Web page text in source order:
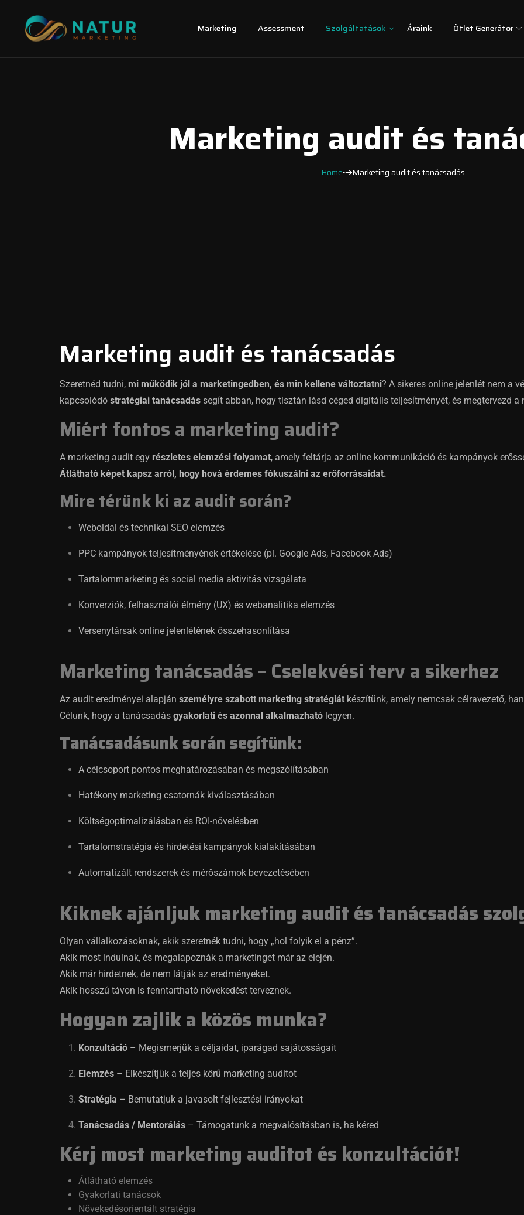
Marketing Assessment Szolgáltatások Áraink Ötlet Generátor
Marketing audit és
Home Marketing audit és tanácsadás
Marketing audit és tanácsadás
Szeretnéd tudni, mi működik jól a marketingedben, és min kellene változtatni? A sikeres online jelenlét nem a
kapcsolódó stratégiai tanácsadás segít abban, hogy tisztán lásd céged digitális teljesítményét, és megtervezd a
Miért fontos a marketing audit?
A marketing audit egy részletes elemzési folyamat, amely feltárja az online kommunikáció és kampányok
Átlátható képet kapsz arról, hogy hová érdemes fókuszálni az erőforrásaidat.
Mire térünk ki az audit során?
Weboldal és technikai SEO elemzés
PPC kampányok teljesítményének értékelése (pl. Google Ads, Facebook Ads)
Tartalommarketing és social media aktivitás vizsgálata
Konverziók, felhasználói élmény (UX) és webanalitika elemzés
Versenytársak online jelenlétének összehasonlítása
Marketing tanácsadás – Cselekvési terv a sikerhez
Az audit eredményei alapján személyre szabott marketing stratégiát készítünk, amely nemcsak célravezető,
Célunk, hogy a tanácsadás gyakorlati és azonnal alkalmazható legyen.
Tanácsadásunk során segítünk:
A célcsoport pontos meghatározásában és megszólításában
Hatékony marketing csatornák kiválasztásában
Költségoptimalizálásban és ROI-növelésben
Tartalomstratégia és hirdetési kampányok kialakításában
Automatizált rendszerek és mérőszámok bevezetésében
Kiknek ajánljuk marketing audit és tanácsadás
Olyan vállalkozásoknak, akik szeretnék tudni, hogy „hol folyik el a pénz”.
Akik most indulnak, és megalapoznák a marketinget már az elején.
Akik már hirdetnek, de nem látják az eredményeket.
Akik hosszú távon is fenntartható növekedést terveznek.
Hogyan zajlik a közös munka?
Konzultáció – Megismerjük a céljaidat, iparágad sajátosságait
Elemzés – Elkészítjük a teljes körű marketing auditot
Stratégia – Bemutatjuk a javasolt fejlesztési irányokat
Tanácsadás / Mentorálás – Támogatunk a megvalósításban is, ha kéred
Kérj most marketing auditot és konzultációt!
Átlátható elemzés
Gyakorlati tanácsok
Növekedésorientált stratégia